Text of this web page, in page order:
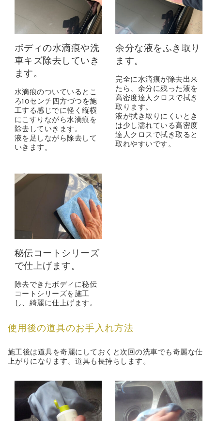
ボディの水滴痕や洗
車キズ除去していき
ます。
水滴痕のついているとこ
ろ10センチ四方づつを施
工する感じでに軽く縦横
にこすりながら水滴痕を
除去していきます。
液を足しながら除去して
いきます。
余分な液をふき取り
ます。
完全に水滴痕が除去出来
たら、余分に残った液を
高密度達人クロスで拭き
取ります。
液が拭き取りにくいとき
は少し濡れている高密度
達人クロスで拭き取ると
取れやすいです。
秘伝コートシリーズ
で仕上げます。
除去できたボディに秘伝
コートシリーズを施工
し、綺麗に仕上げます。
使用後の道具のお手入れ方法
施工後は道具を奇麗にしておくと次回の洗車でも奇麗な仕
上がりになります。道具も長持ちします。